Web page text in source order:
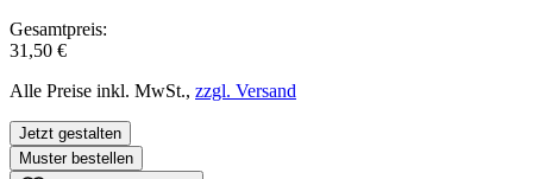
Gesamtpreis:
31,50 €
Alle Preise inkl. MwSt., zzgl. Versand
Jetzt gestalten
Muster bestellen